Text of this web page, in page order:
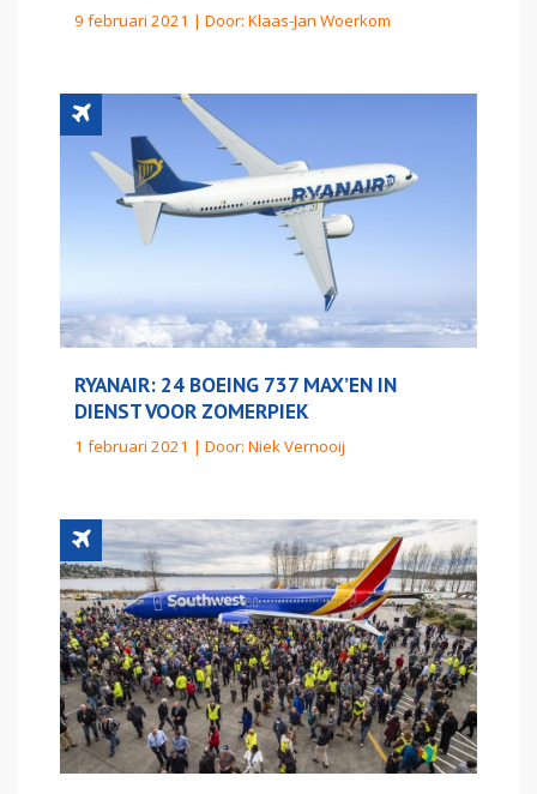
9 februari 2021 | Door: Klaas-Jan Woerkom
RYANAIR: 24 BOEING 737 MAX’EN IN
DIENST VOOR ZOMERPIEK
1 februari 2021 | Door: Niek Vernooij